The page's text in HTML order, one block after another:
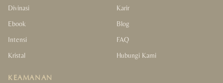
Divinasi
Ebook
Intensi
Kristal
Karir
Blog
FAQ
Hubungi Kami
KEAMANAN